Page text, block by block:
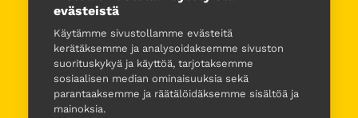
evästeistä
Käytämme sivustollamme evästeitä
kerätäksemme ja analysoidaksemme sivuston
suorituskykyä ja käyttöä, tarjotaksemme
sosiaalisen median ominaisuuksia sekä
parantaaksemme ja räätälöidäksemme sisältöä ja
mainoksia.